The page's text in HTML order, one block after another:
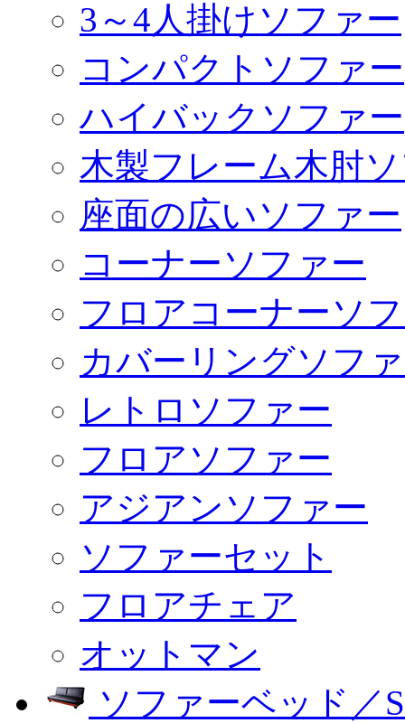
3～4人掛けソファー
コンパクトソファー
ハイバックソファー
木製フレーム木肘
座面の広いソファー
コーナーソファー
フロアコーナーソ
カバーリングソフ
レトロソファー
フロアソファー
アジアンソファー
ソファーセット
フロアチェア
オットマン
ソファーベッド／